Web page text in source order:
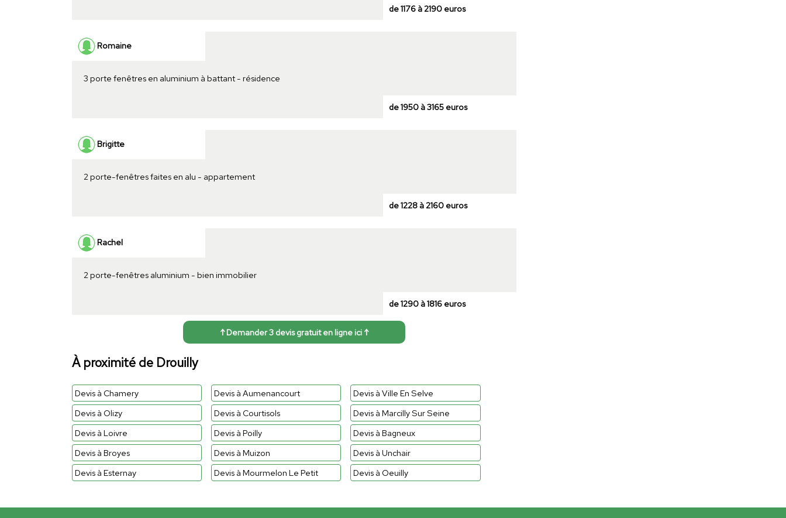
de 1176 à 2190 euros
Romaine
3 porte fenêtres en aluminium à battant - résidence
de 1950 à 3165 euros
Brigitte
2 porte-fenêtres faites en alu - appartement
de 1228 à 2160 euros
Rachel
2 porte-fenêtres aluminium - bien immobilier
de 1290 à 1816 euros
↑ Demander 3 devis gratuit en ligne ici ↑
À proximité de Drouilly
Devis à Chamery Devis à Aumenancourt
Devis à Ville En Selve
Devis à Olizy
Devis à Courtisols
Devis à Marcilly Sur Seine
Devis à Loivre
Devis à Poilly
Devis à Bagneux
Devis à Broyes
Devis à Muizon
Devis à Unchair
Devis à Esternay
Devis à Mourmelon Le Petit Devis à Oeuilly